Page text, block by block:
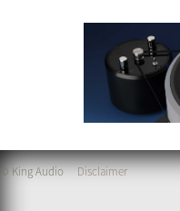
© King AudioDisclaimer